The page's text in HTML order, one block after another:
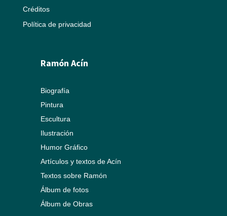
Créditos
Política de privacidad
Ramón Acín
Biografía
Pintura
Escultura
Ilustración
Humor Gráfico
Artículos y textos de Acín
Textos sobre Ramón
Álbum de fotos
Álbum de Obras